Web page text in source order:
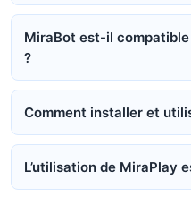
MiraBot est-il
?
Comment installer et
L’utilisation de MiraPlay